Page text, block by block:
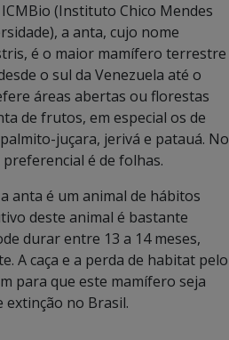
(Instituto Chico Mendes
a anta, cujo nome
é o maior mamífero terrestre
o sul da Venezuela até o
áreas abertas ou florestas
de frutos, em especial os de
juçara, jerivá e patauá. No
é de folhas.
anta é um animal de hábitos
deste animal é bastante
durar entre 13 a 14 meses,
A caça e a perda de habitat pelo
para que este mamífero seja
extinção no Brasil.